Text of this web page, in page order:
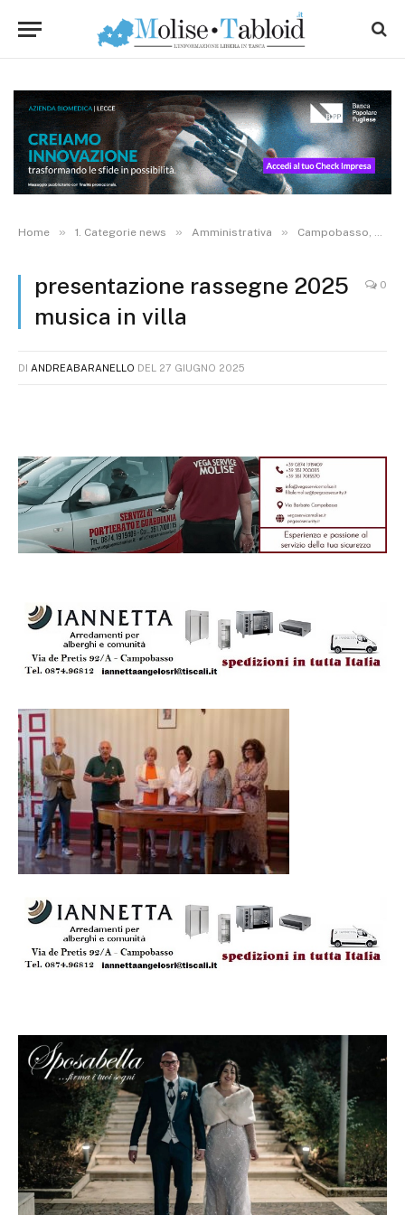
Home » 1. Categorie news » Amministrativa » Campobasso, presentate le rassegne “Musica in Villa” e “Voci nella Terza Piazza”. Il programma
presentazione rassegne 2025
musica in villa
0
DI ANDREABARANELLO DEL 27 GIUGNO 2025